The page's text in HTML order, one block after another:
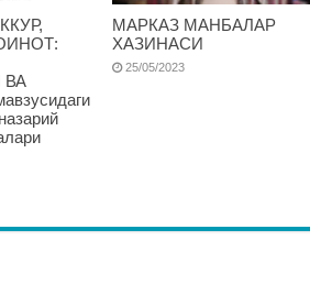
МАРКАЗ МАНБАЛАР
ХАЗИНАСИ
25/05/2023